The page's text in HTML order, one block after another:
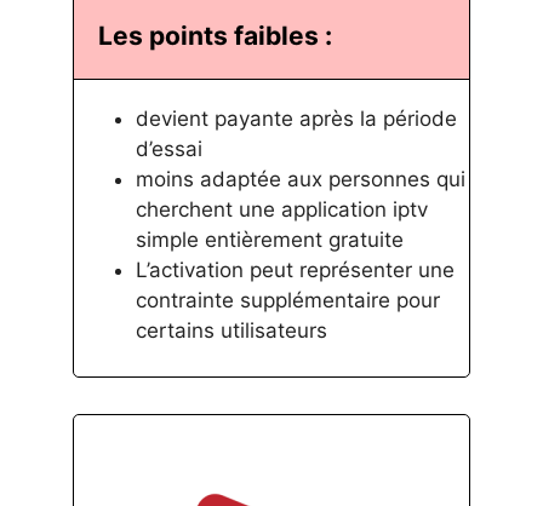
Les points faibles :
devient payante après la période
d’essai
moins adaptée aux personnes qui
cherchent une application iptv
simple entièrement gratuite
L’activation peut représenter une
contrainte supplémentaire pour
certains utilisateurs